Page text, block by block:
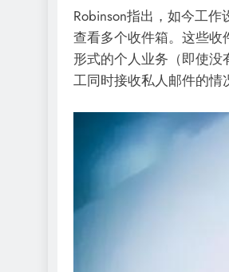
Robinson指出，如今工
查看多个收件箱。这些
形式的个人业务（即使
工同时接收私人邮件的情